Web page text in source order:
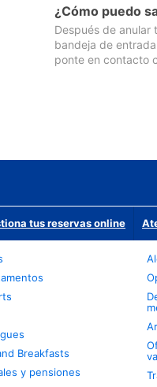
¿Cómo puedo
Después de anular
bandeja de
ponte en contacto
tus reservas online
Breakfasts
y pensiones